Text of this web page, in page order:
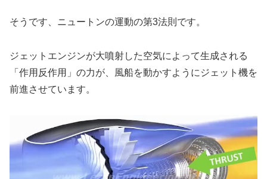
そうです、ニュートンの運動の第3法則です。
ジェットエンジンが大噴射した空気によって生成される
「作用反作用」の力が、風船を動かすようにジェット機を
前進させています。